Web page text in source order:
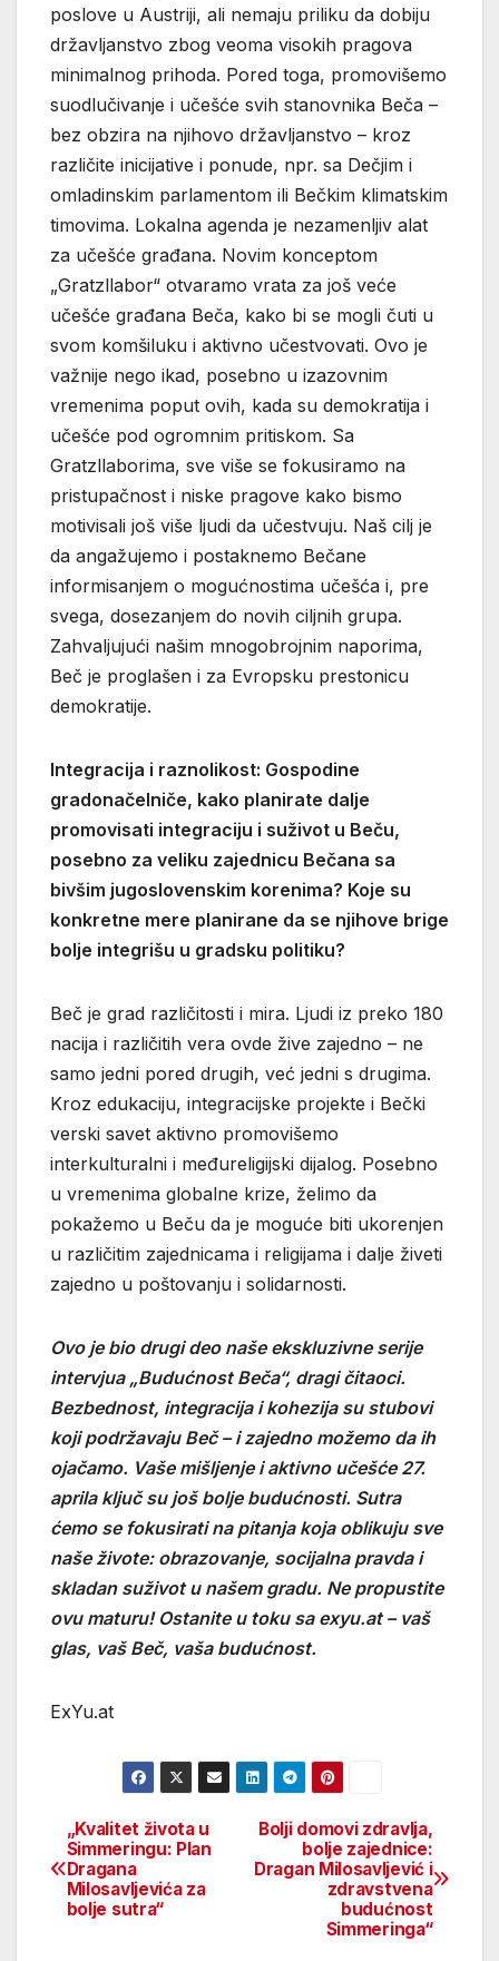
poslove u Austriji, ali nemaju priliku da dobiju
državljanstvo zbog veoma visokih pragova
minimalnog prihoda. Pored toga, promovišemo
suodlučivanje i učešće svih stanovnika Beča –
bez obzira na njihovo državljanstvo – kroz
različite inicijative i ponude, npr. sa Dečjim i
omladinskim parlamentom ili Bečkim klimatskim
timovima. Lokalna agenda je nezamenljiv alat
za učešće građana. Novim konceptom
„Gratzllabor“ otvaramo vrata za još veće
učešće građana Beča, kako bi se mogli čuti u
svom komšiluku i aktivno učestvovati. Ovo je
važnije nego ikad, posebno u izazovnim
vremenima poput ovih, kada su demokratija i
učešće pod ogromnim pritiskom. Sa
Gratzllaborima, sve više se fokusiramo na
pristupačnost i niske pragove kako bismo
motivisali još više ljudi da učestvuju. Naš cilj je
da angažujemo i postaknemo Bečane
informisanjem o mogućnostima učešća i, pre
svega, dosezanjem do novih ciljnih grupa.
Zahvaljujući našim mnogobrojnim naporima,
Beč je proglašen i za Evropsku prestonicu
demokratije.
Integracija i raznolikost: Gospodine
gradonačelniče, kako planirate dalje
promovisati integraciju i suživot u Beču,
posebno za veliku zajednicu Bečana sa
bivšim jugoslovenskim korenima? Koje su
konkretne mere planirane da se njihove brige
bolje integrišu u gradsku politiku?
Beč je grad različitosti i mira. Ljudi iz preko 180
nacija i različitih vera ovde žive zajedno – ne
samo jedni pored drugih, već jedni s drugima.
Kroz edukaciju, integracijske projekte i Bečki
verski savet aktivno promovišemo
interkulturalni i međureligijski dijalog. Posebno
u vremenima globalne krize, želimo da
pokažemo u Beču da je moguće biti ukorenjen
u različitim zajednicama i religijama i dalje živeti
zajedno u poštovanju i solidarnosti.
Ovo je bio drugi deo naše ekskluzivne serije
intervjua „Budućnost Beča“, dragi čitaoci.
Bezbednost, integracija i kohezija su stubovi
koji podržavaju Beč – i zajedno možemo da ih
ojačamo. Vaše mišljenje i aktivno učešće 27.
aprila ključ su još bolje budućnosti. Sutra
ćemo se fokusirati na pitanja koja oblikuju sve
naše živote: obrazovanje, socijalna pravda i
skladan suživot u našem gradu. Ne propustite
ovu maturu! Ostanite u toku sa exyu.at – vaš
glas, vaš Beč, vaša budućnost.
ExYu.at
Beitragsnavigation
Bolji domovi zdravlja,
bolje zajednice:
Dragan Milosavljević i
zdravstvena
budućnost
Simmeringa“
„Kvalitet života u
Simmeringu: Plan
Dragana
Milosavljevića za
bolje sutra“